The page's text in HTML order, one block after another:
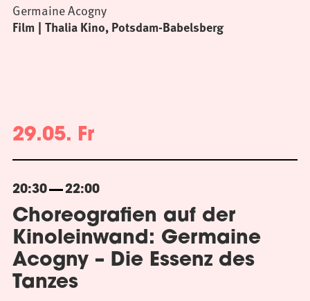
Film Thalia Kino, Potsdam-Babelsberg
Germaine Acogny
29.05. Fr
20:30 22:00
Choreografien auf der
Kinoleinwand: Germaine
Acogny – Die Essenz des
Tanzes